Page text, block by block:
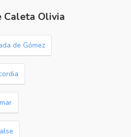
Caleta Olivia
de Gómez